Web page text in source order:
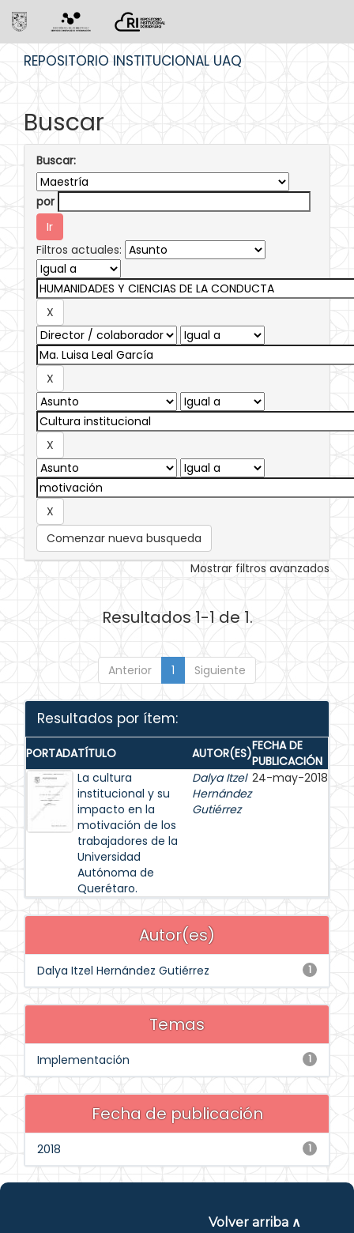
REPOSITORIO INSTITUCIONAL UAQ
Buscar
Buscar:
por
Filtros actuales:
Comenzar nueva busqueda
Mostrar filtros avanzados
Resultados 1-1 de 1.
Anterior 1 Siguiente
Resultados por ítem:
PORTADATÍTULO AUTOR(ES)FECHA DE
PUBLICACIÓN
La cultura
institucional y su
impacto en la
motivación de los
trabajadores de la
Universidad
Autónoma de
Querétaro.
Dalya Itzel
Hernández
Gutiérrez
24-may-2018
Autor(es)
1
Dalya Itzel Hernández Gutiérrez
Temas
1
Implementación
Fecha de publicación
1
2018
Volver arriba ∧